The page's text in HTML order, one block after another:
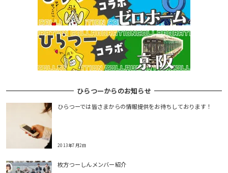
ひらつーからのお知らせ
ひらつーでは皆さまからの情報提供をお待ちしております！
2013年7月2日
枚方つーしんメンバー紹介